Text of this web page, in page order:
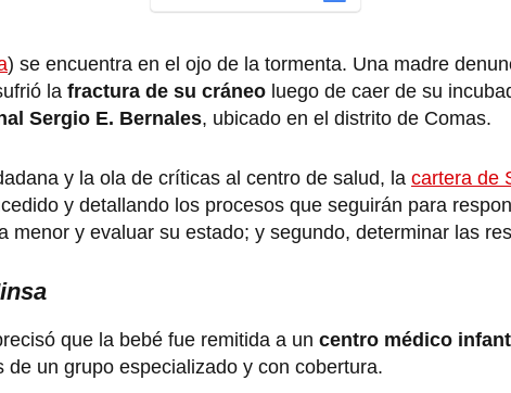
) se encuentra en el ojo de la tormenta. Una madre
la fractura de su cráneo luego de caer de su
Sergio E. Bernales, ubicado en el distrito de Comas.
y la ola de críticas al centro de salud, la cartera de
y detallando los procesos que seguirán para
menor y evaluar su estado; y segundo, determinar las
que la bebé fue remitida a un centro médico
un grupo especializado y con cobertura.